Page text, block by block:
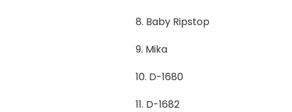
8. Baby Ripstop
9. Mika
10. D-1680
11. D-1682